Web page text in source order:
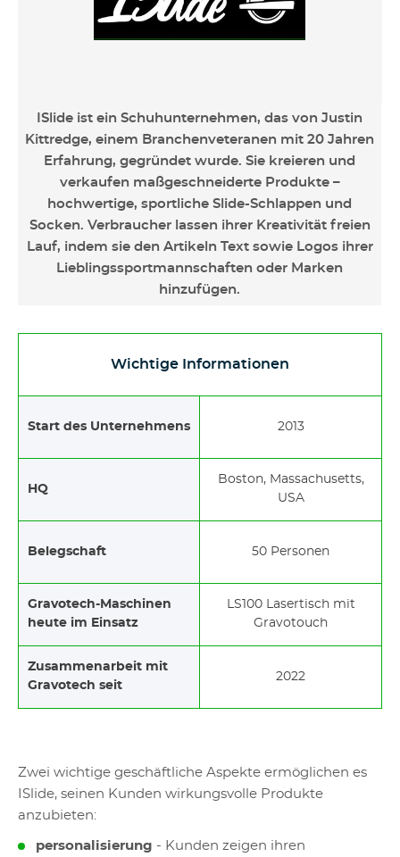
ISlide ist ein Schuhunternehmen, das von Justin
Kittredge, einem Branchenveteranen mit 20 Jahren
Erfahrung, gegründet wurde. Sie kreieren und
verkaufen maßgeschneiderte Produkte –
hochwertige, sportliche Slide-Schlappen und
Socken. Verbraucher lassen ihrer Kreativität freien
Lauf, indem sie den Artikeln Text sowie Logos ihrer
Lieblingssportmannschaften oder Marken
hinzufügen.
Wichtige Informationen
Start des Unternehmens 2013
HQ
Boston, Massachusetts,
USA
Belegschaft 50 Personen
Gravotech-Maschinen
heute im Einsatz
LS100 Lasertisch mit
Gravotouch
Zusammenarbeit mit
Gravotech seit
2022
Zwei wichtige geschäftliche Aspekte ermöglichen es
ISlide, seinen Kunden wirkungsvolle Produkte
anzubieten:
personalisierung - Kunden zeigen ihren